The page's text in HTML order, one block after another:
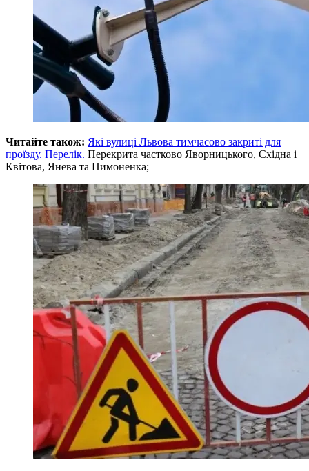
Читайте також: Які вулиці Львова тимчасово закриті для
проїзду. Перелік. Перекрита частково Яворницького, Східна і
Квітова, Янева та Пимоненка;